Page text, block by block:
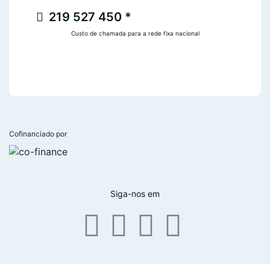
219 527 450 *
Custo de chamada para a rede fixa nacional
Cofinanciado por
Siga-nos em